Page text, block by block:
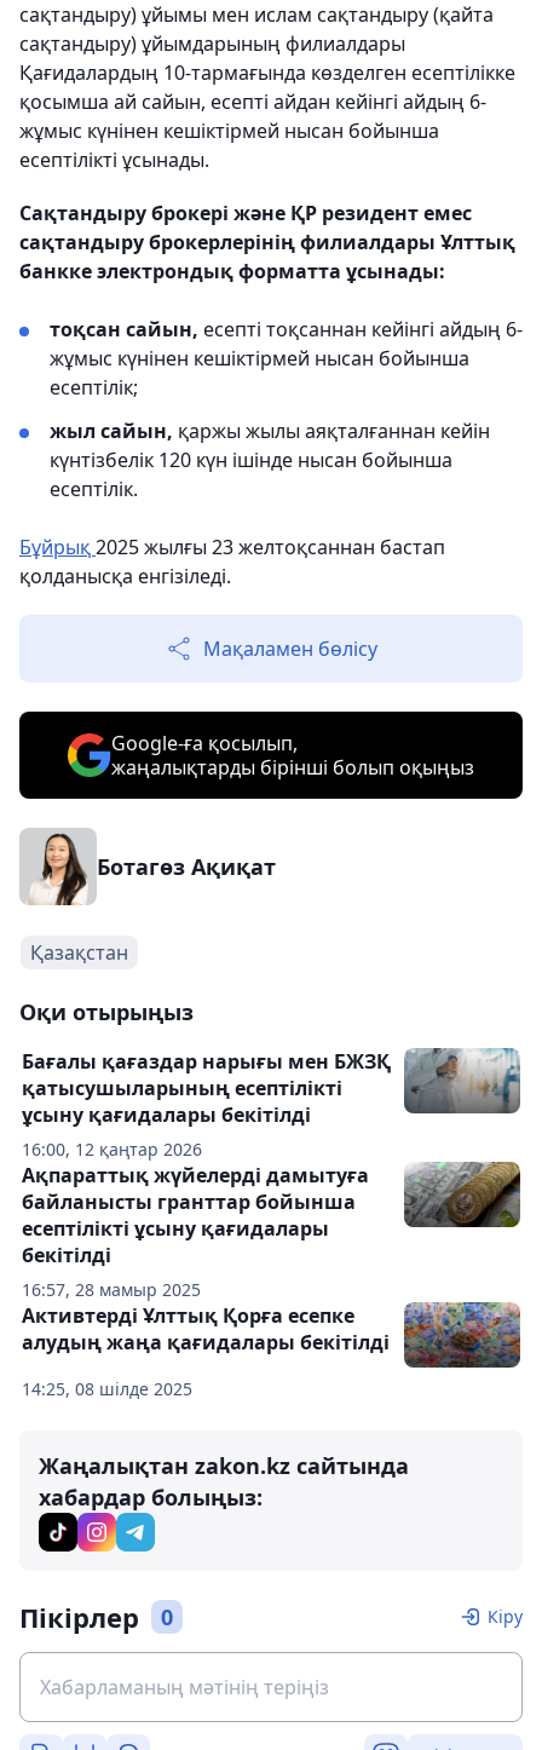
сақтандыру) ұйымы мен ислам сақтандыру (қайта
сақтандыру) ұйымдарының филиалдары
Қағидалардың 10-тармағында көзделген есептілікке
қосымша ай сайын, есепті айдан кейінгі айдың 6-
жұмыс күнінен кешіктірмей нысан бойынша
есептілікті ұсынады.
Сақтандыру брокері және ҚР резидент емес
сақтандыру брокерлерінің филиалдары Ұлттық
банкке электрондық форматта ұсынады:
тоқсан сайын, есепті тоқсаннан кейінгі айдың 6-
жұмыс күнінен кешіктірмей нысан бойынша
есептілік;
жыл сайын, қаржы жылы аяқталғаннан кейін
күнтізбелік 120 күн ішінде нысан бойынша
есептілік.
Бұйрық2025 жылғы 23 желтоқсаннан бастап
қолданысқа енгізіледі.
Мақаламен бөлісу
Google-ға қосылып,
жаңалықтарды бірінші болып оқыңыз
Ботагөз Ақиқат
Қазақстан
Оқи отырыңыз
16:00, 12 қаңтар 2026
Бағалы қағаздар нарығы мен БЖЗҚ
қатысушыларының есептілікті
ұсыну қағидалары бекітілді
16:57, 28 мамыр 2025
Ақпараттық жүйелерді дамытуға
байланысты гранттар бойынша
есептілікті ұсыну қағидалары
бекітілді
14:25, 08 шілде 2025
Активтерді Ұлттық Қорға есепке
алудың жаңа қағидалары бекітілді
Жаңалықтан zakon.kz сайтында
хабардар болыңыз:
Пікірлер 0 Кіру